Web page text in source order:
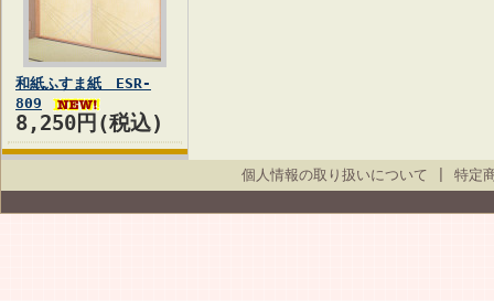
和紙ふすま紙 ESR-
809
8,250円(税込)
個人情報の取り扱いについて 特定